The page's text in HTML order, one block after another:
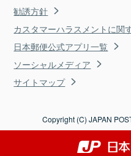
勧誘方針
カスタマーハラスメントに関
日本郵便公式アプリ一覧
ソーシャルメディア
サイトマップ
Copyright (C) JAPAN